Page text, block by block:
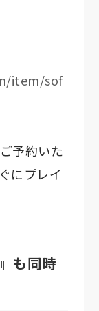
item/sof
予約いた
にプレイ
も同時